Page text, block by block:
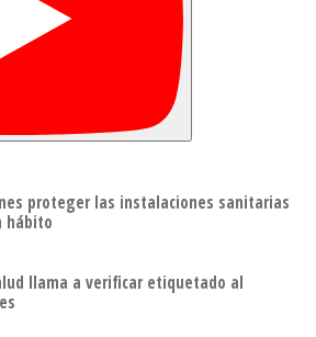
proteger las instalaciones sanitarias
hábito
llama a verificar etiquetado al